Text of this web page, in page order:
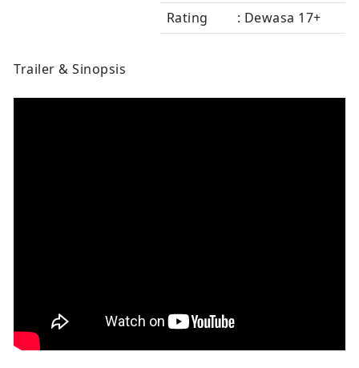
Rating
: Dewasa 17+
Trailer & Sinopsis